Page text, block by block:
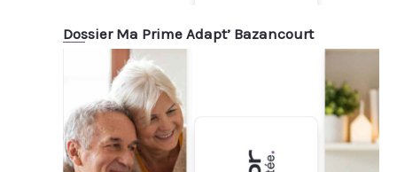
Dossier Ma Prime Adapt’ Bazancourt